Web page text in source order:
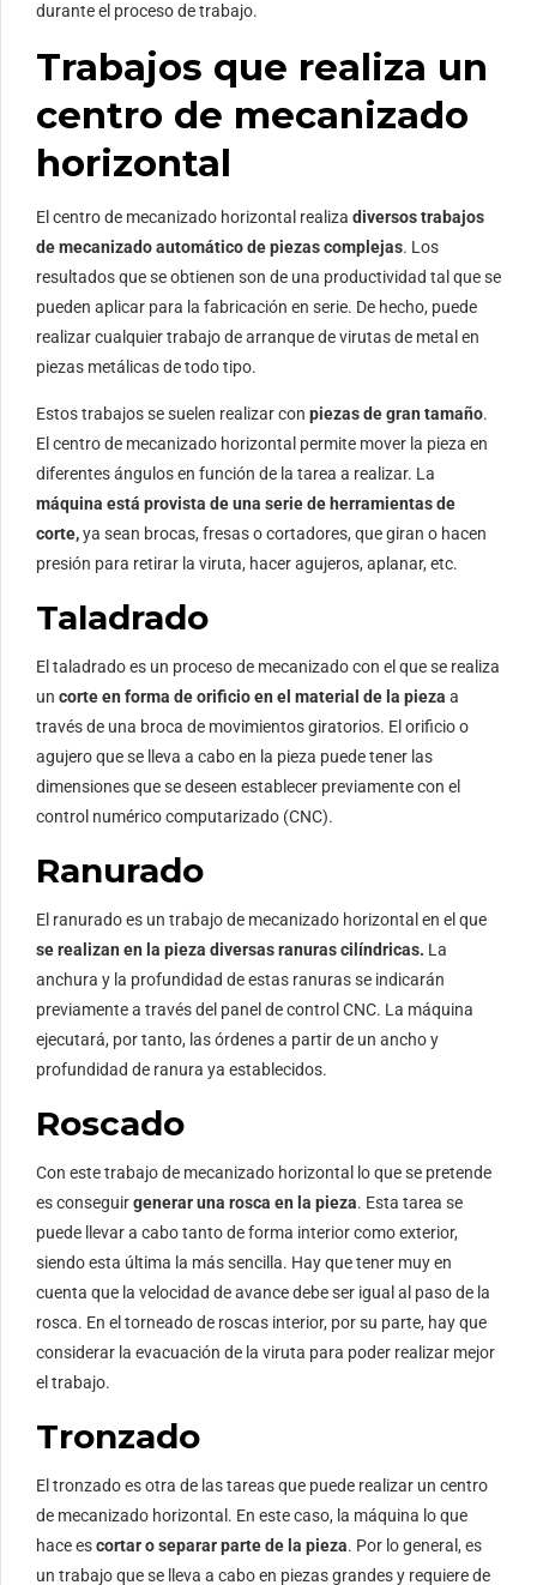
durante el proceso de trabajo.
Trabajos que realiza un
centro de mecanizado
horizontal
El centro de mecanizado horizontal realiza diversos trabajos
de mecanizado automático de piezas complejas. Los
resultados que se obtienen son de una productividad tal que se
pueden aplicar para la fabricación en serie. De hecho, puede
realizar cualquier trabajo de arranque de virutas de metal en
piezas metálicas de todo tipo.
Estos trabajos se suelen realizar con piezas de gran tamaño.
El centro de mecanizado horizontal permite mover la pieza en
diferentes ángulos en función de la tarea a realizar. La
máquina está provista de una serie de herramientas de
corte,ya sean brocas, fresas o cortadores, que giran o hacen
presión para retirar la viruta, hacer agujeros, aplanar, etc.
Taladrado
El taladrado es un proceso de mecanizado con el que se realiza
un corte en forma de orificio en el material de la pieza a
través de una broca de movimientos giratorios. El orificio o
agujero que se lleva a cabo en la pieza puede tener las
dimensiones que se deseen establecer previamente con el
control numérico computarizado (CNC).
Ranurado
El ranurado es un trabajo de mecanizado horizontal en el que
se realizan en la pieza diversas ranuras cilíndricas. La
anchura y la profundidad de estas ranuras se indicarán
previamente a través del panel de control CNC. La máquina
ejecutará, por tanto, las órdenes a partir de un ancho y
profundidad de ranura ya establecidos.
Roscado
Con este trabajo de mecanizado horizontal lo que se pretende
es conseguirgenerar una rosca en la pieza. Esta tarea se
puede llevar a cabo tanto de forma interior como exterior,
siendo esta última la más sencilla. Hay que tener muy en
cuenta que la velocidad de avance debe ser igual al paso de la
rosca. En el torneado de roscas interior, por su parte, hay que
considerar la evacuación de la viruta para poder realizar mejor
el trabajo.
Tronzado
El tronzado es otra de las tareas que puede realizar un centro
de mecanizado horizontal. En este caso, la máquina lo que
hace escortar o separar parte de la pieza. Por lo general, es
un trabajo que se lleva a cabo en piezas grandes y requiere de